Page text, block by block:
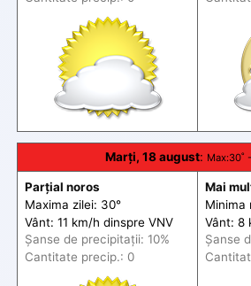
Marți, 18 august: Max:30˚ -
Parțial noros
Maxima zilei: 30°
Vânt: 11 km/h dinspre VNV
Șanse de precipitații: 10%
Cantitate precip.: 0
Mai
Minima
Vânt: 8
Șanse